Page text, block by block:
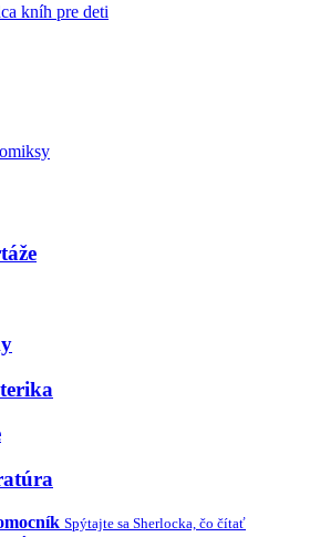
kníh pre deti
Spýtajte sa Sherlocka, čo čítať